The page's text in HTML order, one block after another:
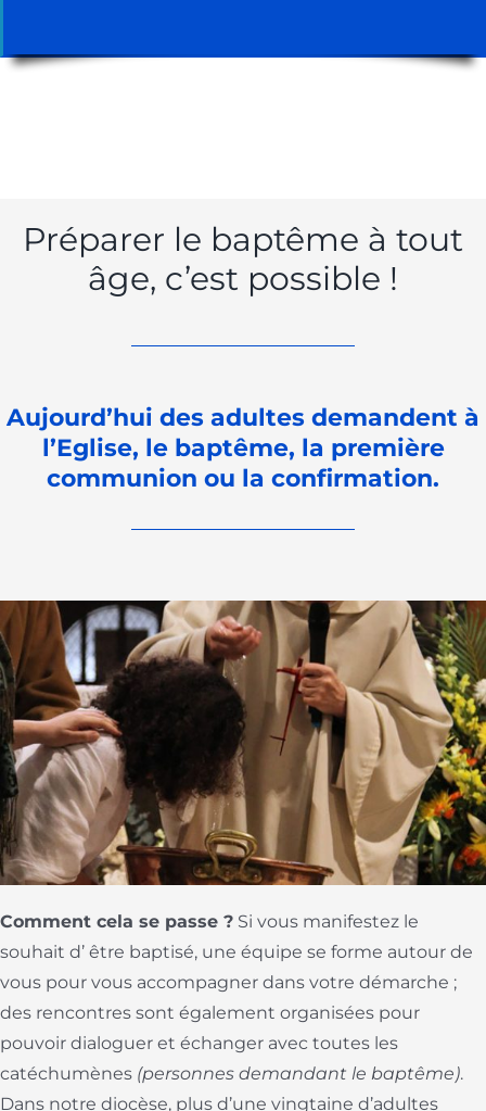
Préparer le baptême à tout
âge, c’est possible !
Aujourd’hui des adultes demandent à
l’Eglise, le baptême, la première
communion ou la confirmation.
Comment cela se passe ? Si vous manifestez le
souhait d’ être baptisé, une équipe se forme autour de
vous pour vous accompagner dans votre démarche ;
des rencontres sont également organisées pour
pouvoir dialoguer et échanger avec toutes les
catéchumènes (personnes demandant le baptême).
Dans notre diocèse, plus d’une vingtaine d’adultes